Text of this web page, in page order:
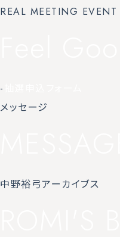
REAL MEETING EVENT
-
メッセージ
中野裕弓アーカイブス